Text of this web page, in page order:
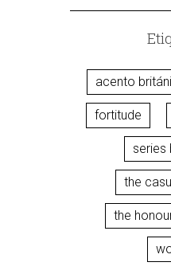
acento
fortitude
series
the
the